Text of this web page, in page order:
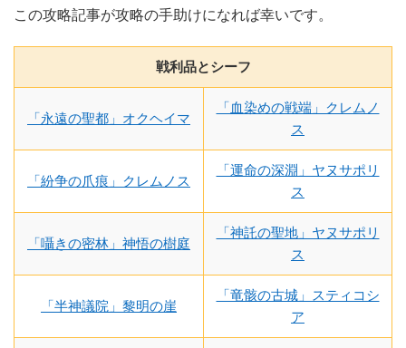
この攻略記事が攻略の手助けになれば幸いです。
戦利品とシーフ
「永遠の聖都」オクヘイマ
「血染めの戦端」クレムノ
ス
「紛争の爪痕」クレムノス
「運命の深淵」ヤヌサポリ
ス
「囁きの密林」神悟の樹庭
「神託の聖地」ヤヌサポリ
ス
「半神議院」黎明の崖
「竜骸の古城」スティコシ
ア